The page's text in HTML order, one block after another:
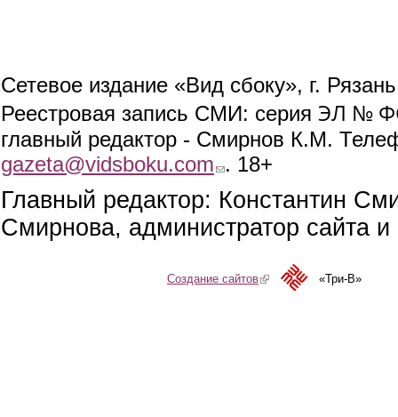
Сетевое издание «Вид сбоку», г.
Реестровая запись СМИ: серия ЭЛ №
главный редактор - Смирнов К.М.
gazeta@vidsboku.com (link sends e-mail)
. 18+
Главный редактор: Константин
Смирнова, администратор сайта
Создание сайтов(link is external)«Три-В»